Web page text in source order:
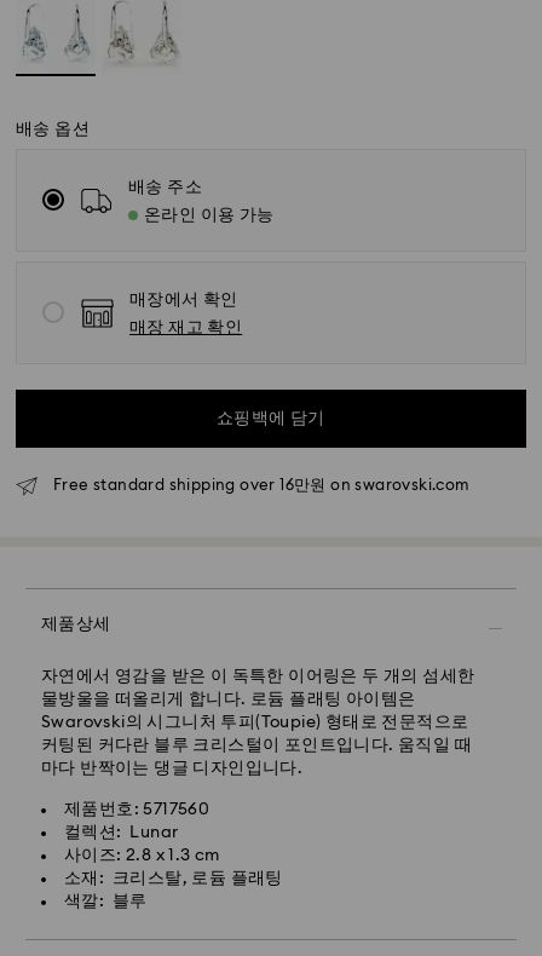
배송 옵션
배송 주소
온라인 이용 가능
매장에서 확인
매장 재고 확인
쇼핑백에 담기
Free standard shipping over 16만원 on swarovski.com
제품상세
자연에서 영감을 받은 이 독특한 이어링은 두 개의 섬세한
물방울을 떠올리게 합니다. 로듐 플래팅 아이템은
Swarovski의 시그니처 투피(Toupie) 형태로 전문적으로
커팅된 커다란 블루 크리스털이 포인트입니다. 움직일 때
마다 반짝이는 댕글 디자인입니다.
제품번호: 5717560
컬렉션: Lunar
사이즈: 2.8 x 1.3 cm
소재: 크리스탈, 로듐 플래팅
색깔: 블루
월요일~금요일 오전 11시 이전에 접수된 주문은 당일에 처
서울 및 경기: 영업일 기준 2~3일
이외 지역: 영업일 기준 3~5일
표준 배송비: 5,000원
무료 표준 배송 기준 금액: 160,000원
제공됩니다.
월요일-금요일 오전 11시 이전에 접수된 주문은 당일에 처
리되어 발송되며, 영업일 기준 1-2일 소요됩니다.
배송 소요 시간: 1-2일 영업일
특급 배송비: 8,000원
주말 및 공휴일 주문 건은 영업일 기준 2일 후 처리 및 발송
됩니다.
Swarovski는 사서함, 군사우편/함대우편 주소로 배송하
스와로브스키 크리스털은 섬세한 소재로 되어 있으며 특별
한 주의를 기울여 취급해야 합니다. 스와로브스키 제품을
되지 않도록 해주시기 바랍니다.
주얼리 & 워치:
주얼리를 원래의 포장이나 부드러운 주머니에 보관하여 긁
히지 않도록 합니다.